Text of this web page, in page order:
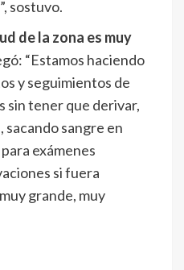
sostuvo.
de la zona es muy
“Estamos haciendo
y seguimientos de
sin tener que derivar,
sangre en
exámenes
si fuera
grande, muy